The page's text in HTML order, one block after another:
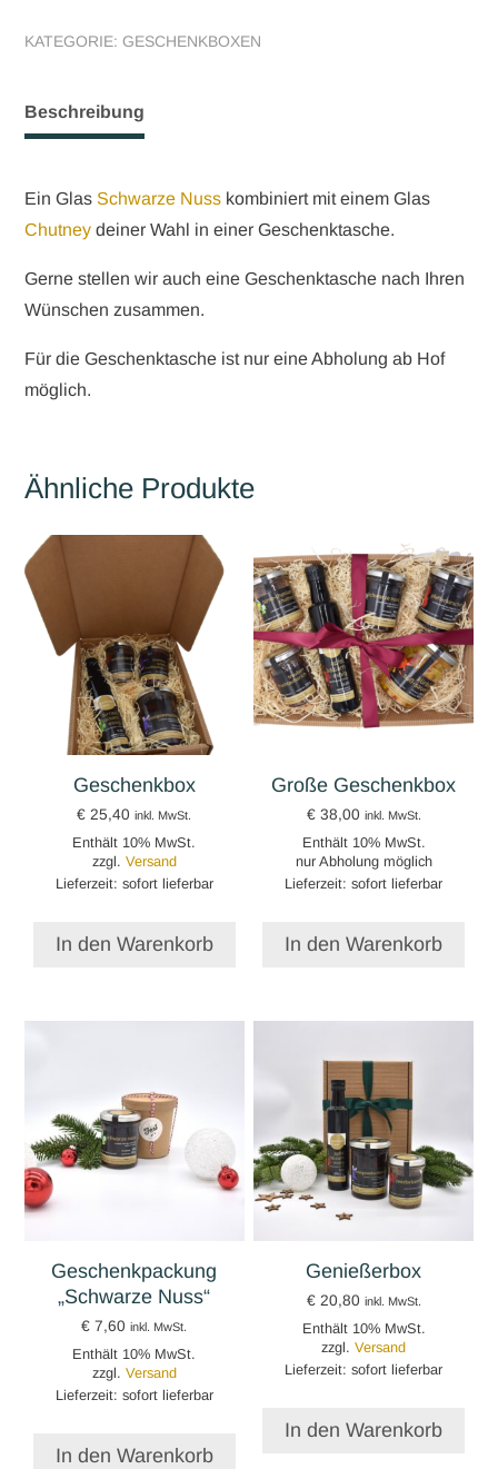
KATEGORIE: GESCHENKBOXEN
Beschreibung
Ein Glas Schwarze Nuss kombiniert mit einem Glas
Chutney deiner Wahl in einer Geschenktasche.
Gerne stellen wir auch eine Geschenktasche nach Ihren
Wünschen zusammen.
Für die Geschenktasche ist nur eine Abholung ab Hof
möglich.
Ähnliche Produkte
Geschenkbox
€ 25,40 inkl. MwSt.
Enthält 10% MwSt.
zzgl. Versand
Lieferzeit: sofort lieferbar
In den Warenkorb
Große Geschenkbox
€38,00 inkl. MwSt.
Enthält 10% MwSt.
nur Abholung möglich
Lieferzeit: sofort lieferbar
In den Warenkorb
Geschenkpackung
„Schwarze Nuss“
€ 7,60 inkl. MwSt.
Enthält 10% MwSt.
zzgl. Versand
Lieferzeit: sofort lieferbar
In den Warenkorb
Genießerbox
€20,80 inkl. MwSt.
Enthält 10% MwSt.
zzgl.Versand
Lieferzeit: sofort lieferbar
In den Warenkorb